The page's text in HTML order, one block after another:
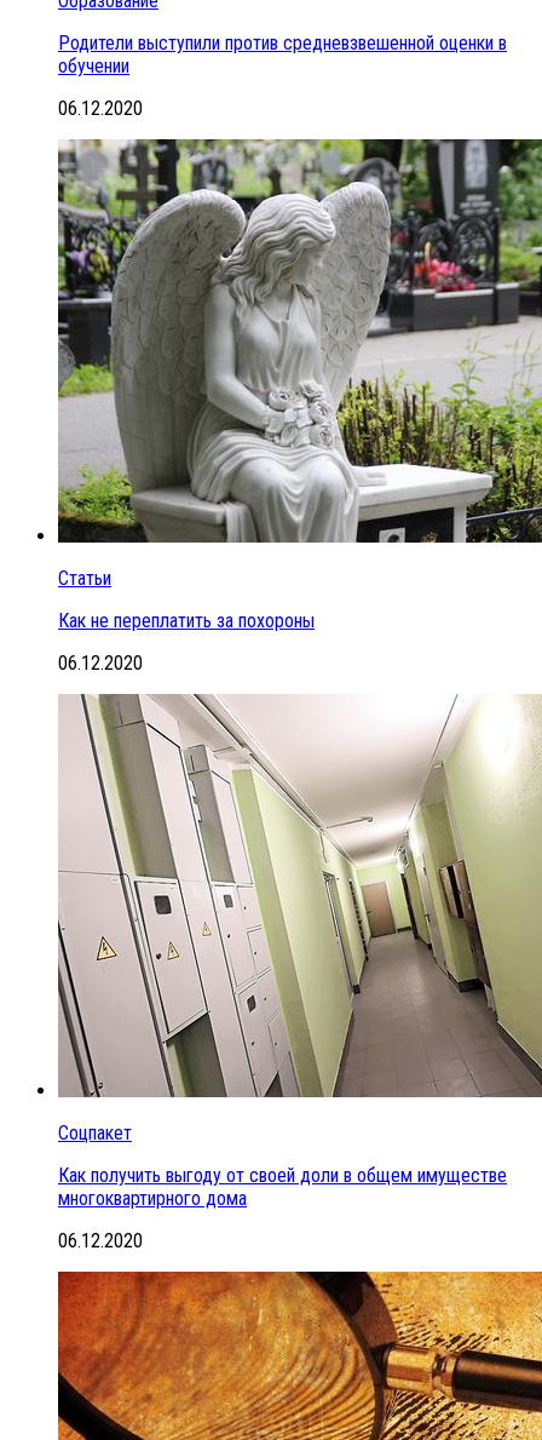
Родители выступили против средневзвешенной оценки в
обучении
06.12.2020
Статьи
Как не переплатить за похороны
06.12.2020
Соцпакет
Как получить выгоду от своей доли в общем имуществе
многоквартирного дома
06.12.2020